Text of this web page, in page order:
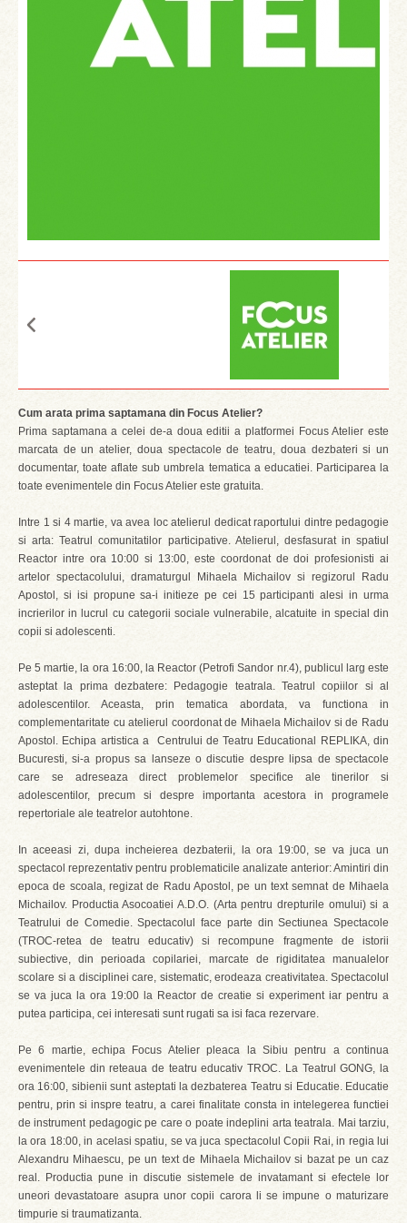
Cum arata prima saptamana din Focus Atelier?
Prima saptamana a celei de-a doua editii a platformei Focus Atelier este
marcata de un atelier, doua spectacole de teatru, doua dezbateri si un
documentar, toate aflate sub umbrela tematica a educatiei. Participarea la
toate evenimentele din Focus Atelier este gratuita.
Intre 1 si 4 martie, va avea loc atelierul dedicat raportului dintre pedagogie
si arta: Teatrul comunitatilor participative. Atelierul, desfasurat in spatiul
Reactor intre ora 10:00 si 13:00, este coordonat de doi profesionisti ai
artelor spectacolului, dramaturgul Mihaela Michailov si regizorul Radu
Apostol, si isi propune sa-i initieze pe cei 15 participanti alesi in urma
incrierilor in lucrul cu categorii sociale vulnerabile, alcatuite in special din
copii si adolescenti.
Pe 5 martie, la ora 16:00, la Reactor (Petrofi Sandor nr.4), publicul larg este
asteptat la prima dezbatere: Pedagogie teatrala. Teatrul copiilor si al
adolescentilor. Aceasta, prin tematica abordata, va functiona in
complementaritate cu atelierul coordonat de Mihaela Michailov si de Radu
Apostol. Echipa artistica a Centrului de Teatru Educational REPLIKA, din
Bucuresti, si-a propus sa lanseze o discutie despre lipsa de spectacole
care se adreseaza direct problemelor specifice ale tinerilor si
adolescentilor, precum si despre importanta acestora in programele
repertoriale ale teatrelor autohtone.
In aceeasi zi, dupa incheierea dezbaterii, la ora 19:00, se va juca un
spectacol reprezentativ pentru problematicile analizate anterior: Amintiri din
epoca de scoala, regizat de Radu Apostol, pe un text semnat de Mihaela
Michailov. Productia Asocoatiei A.D.O. (Arta pentru drepturile omului) si a
Teatrului de Comedie. Spectacolul face parte din Sectiunea Spectacole
(TROC-retea de teatru educativ) si recompune fragmente de istorii
subiective, din perioada copilariei, marcate de rigiditatea manualelor
scolare si a disciplinei care, sistematic, erodeaza creativitatea. Spectacolul
se va juca la ora 19:00 la Reactor de creatie si experiment iar pentru a
putea participa, cei interesati sunt rugati sa isi faca rezervare.
Pe 6 martie, echipa Focus Atelier pleaca la Sibiu pentru a continua
evenimentele din reteaua de teatru educativ TROC. La Teatrul GONG, la
ora 16:00, sibienii sunt asteptati la dezbaterea Teatru si Educatie. Educatie
pentru, prin si inspre teatru, a carei finalitate consta in intelegerea functiei
de instrument pedagogic pe care o poate indeplini arta teatrala. Mai tarziu,
la ora 18:00, in acelasi spatiu, se va juca spectacolul Copii Rai, in regia lui
Alexandru Mihaescu, pe un text de Mihaela Michailov si bazat pe un caz
real. Productia pune in discutie sistemele de invatamant si efectele lor
uneori devastatoare asupra unor copii carora li se impune o maturizare
timpurie si traumatizanta.